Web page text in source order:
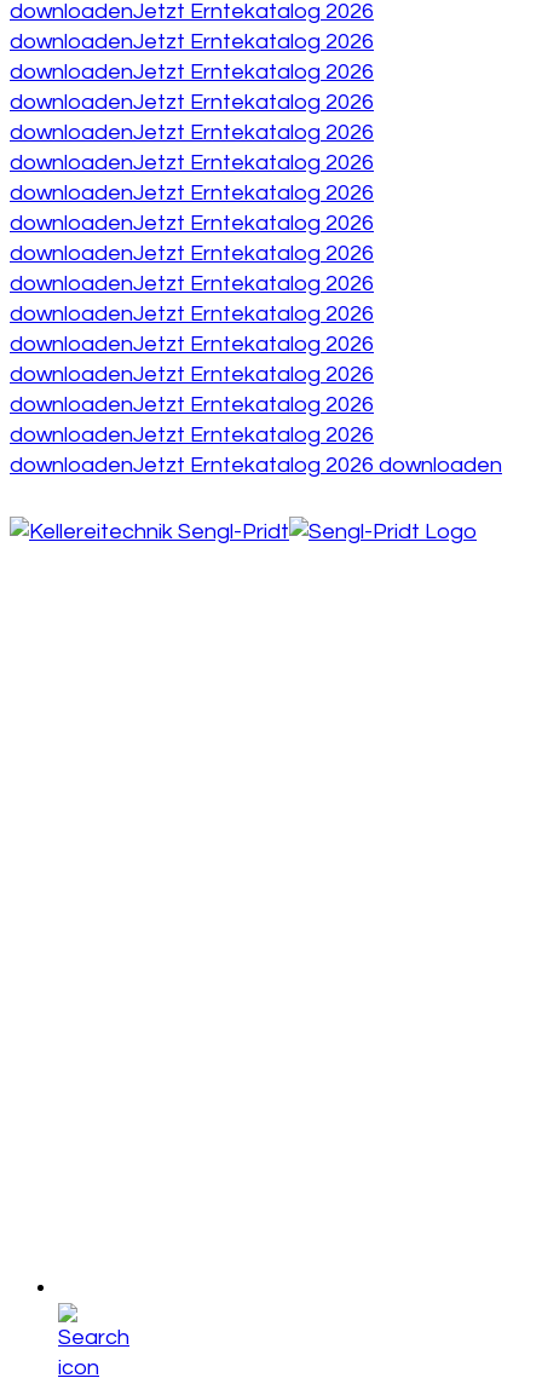
downloadenJetzt Erntekatalog 2026
downloadenJetzt Erntekatalog 2026
downloadenJetzt Erntekatalog 2026
downloadenJetzt Erntekatalog 2026
downloadenJetzt Erntekatalog 2026
downloadenJetzt Erntekatalog 2026
downloadenJetzt Erntekatalog 2026
downloadenJetzt Erntekatalog 2026
downloadenJetzt Erntekatalog 2026
downloadenJetzt Erntekatalog 2026
downloadenJetzt Erntekatalog 2026
downloadenJetzt Erntekatalog 2026
downloadenJetzt Erntekatalog 2026
downloadenJetzt Erntekatalog 2026
downloadenJetzt Erntekatalog 2026
downloadenJetzt Erntekatalog 2026 downloaden